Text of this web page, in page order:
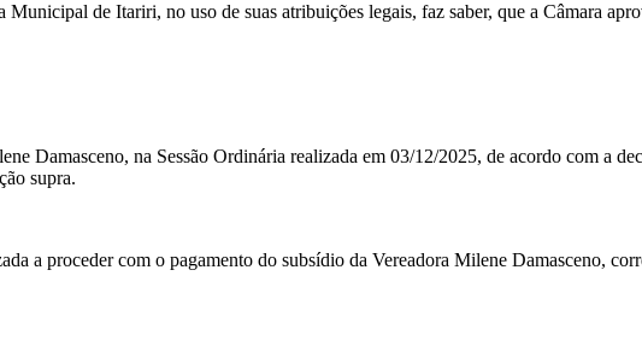
de Itariri, no uso de suas atribuições legais, faz saber, que a Câmara
na Sessão Ordinária realizada em 03/12/2025, de acordo com a
supra.
com o pagamento do subsídio da Vereadora Milene Damasceno,